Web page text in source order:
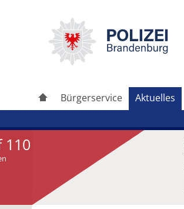
Bürgerservice Aktuelles
110